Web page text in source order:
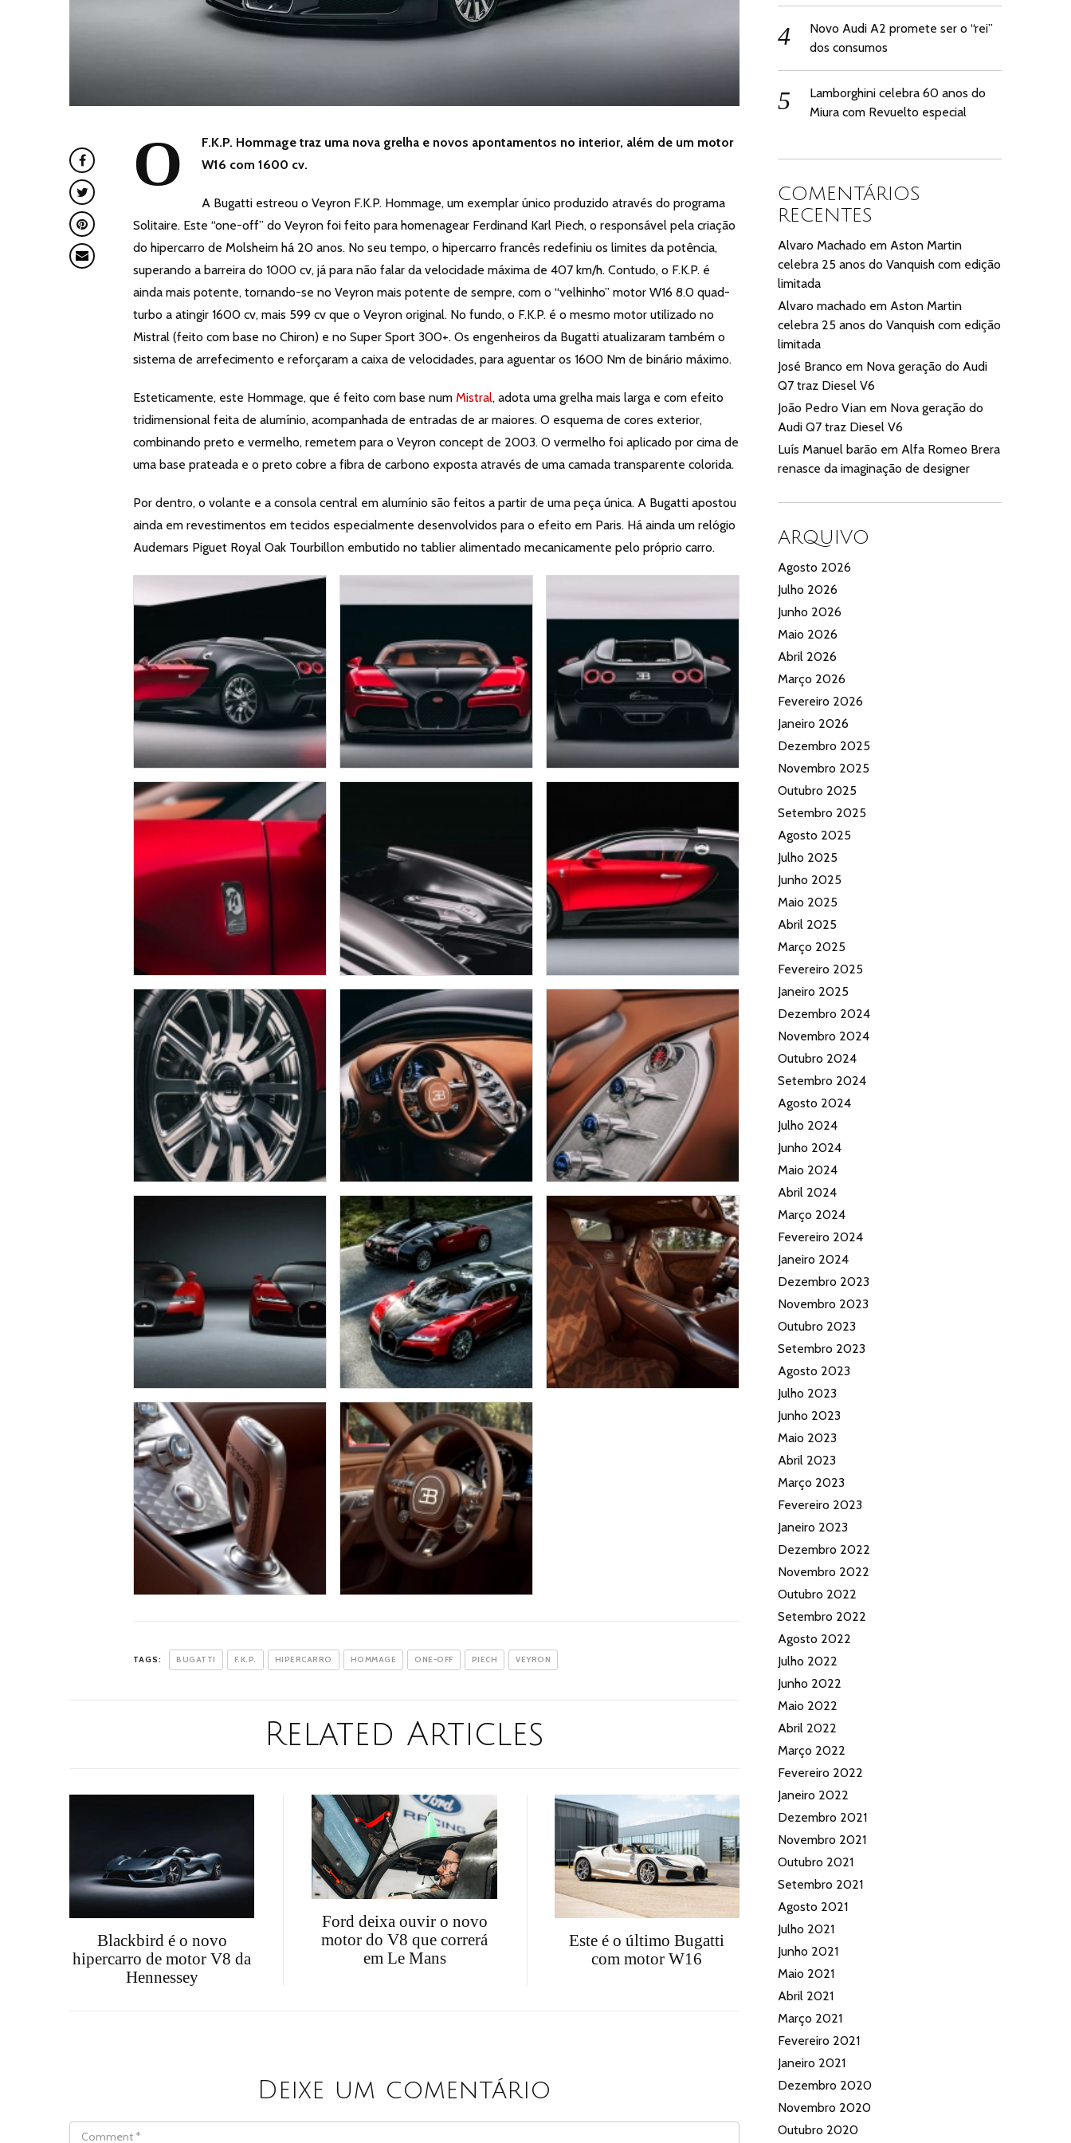
O
F.K.P. Hommage traz uma nova grelha e novos apontamentos no interior, além de um motor
W16 com 1600 cv.
A Bugatti estreou o Veyron F.K.P. Hommage, um exemplar único produzido através do programa
Solitaire. Este “one-off” do Veyron foi feito para homenagear Ferdinand Karl Piech, o responsável pela criação
do hipercarro de Molsheim há 20 anos. No seu tempo, o hipercarro francês redefiniu os limites da potência,
superando a barreira do 1000 cv, já para não falar da velocidade máxima de 407 km/h. Contudo, o F.K.P. é
ainda mais potente, tornando-se no Veyron mais potente de sempre, com o “velhinho” motor W16 8.0 quad-
turbo a atingir 1600 cv, mais 599 cv que o Veyron original. No fundo, o F.K.P. é o mesmo motor utilizado no
Mistral (feito com base no Chiron) e no Super Sport 300+. Os engenheiros da Bugatti atualizaram também o
sistema de arrefecimento e reforçaram a caixa de velocidades, para aguentar os 1600 Nm de binário máximo.
Esteticamente, este Hommage, que é feito com base num Mistral, adota uma grelha mais larga e com efeito
tridimensional feita de alumínio, acompanhada de entradas de ar maiores. O esquema de cores exterior,
combinando preto e vermelho, remetem para o Veyron concept de 2003. O vermelho foi aplicado por cima de
uma base prateada e o preto cobre a fibra de carbono exposta através de uma camada transparente colorida.
Por dentro, o volante e a consola central em alumínio são feitos a partir de uma peça única. A Bugatti apostou
ainda em revestimentos em tecidos especialmente desenvolvidos para o efeito em Paris. Há ainda um relógio
Audemars Piguet Royal Oak Tourbillon embutido no tablier alimentado mecanicamente pelo próprio carro.
TAGS: BUGATTI F.K.P. HIPERCARRO HOMMAGE ONE-OFF PIECH VEYRON
Related Articles
Blackbird é o novo
hipercarro de motor V8 da
Hennessey
Ford deixa ouvir o novo
motor do V8 que correrá
em Le Mans
Este é o último Bugatti
com motor W16
Deixe um comentário
Novo Audi A2 promete ser o “rei”
dos consumos
Lamborghini celebra 60 anos do
Miura com Revuelto especial
COMENTÁRIOS
RECENTES
Alvaro Machado emAston Martin
celebra 25 anos do Vanquish com edição
limitada
Alvaro machado emAston Martin
celebra 25 anos do Vanquish com edição
limitada
José Branco em Nova geração do Audi
Q7 traz Diesel V6
João Pedro Vian em Nova geração do
Audi Q7 traz Diesel V6
Luís Manuel barão emAlfa Romeo Brera
renasce da imaginação de designer
ARQUIVO
Agosto 2026
Julho 2026
Junho 2026
Maio 2026
Abril 2026
Março 2026
Fevereiro 2026
Janeiro 2026
Dezembro 2025
Novembro 2025
Outubro 2025
Setembro 2025
Agosto 2025
Julho 2025
Junho 2025
Maio 2025
Abril 2025
Março 2025
Fevereiro 2025
Janeiro 2025
Dezembro 2024
Novembro 2024
Outubro 2024
Setembro 2024
Agosto 2024
Julho 2024
Junho 2024
Maio 2024
Abril 2024
Março 2024
Fevereiro 2024
Janeiro 2024
Dezembro 2023
Novembro 2023
Outubro 2023
Setembro 2023
Agosto 2023
Julho 2023
Junho 2023
Maio 2023
Abril 2023
Março 2023
Fevereiro 2023
Janeiro 2023
Dezembro 2022
Novembro 2022
Outubro 2022
Setembro 2022
Agosto 2022
Julho 2022
Junho 2022
Maio 2022
Abril 2022
Março 2022
Fevereiro 2022
Janeiro 2022
Dezembro 2021
Novembro 2021
Outubro 2021
Setembro 2021
Agosto 2021
Julho 2021
Junho 2021
Maio 2021
Abril 2021
Março 2021
Fevereiro 2021
Janeiro 2021
Dezembro 2020
Novembro 2020
Outubro 2020